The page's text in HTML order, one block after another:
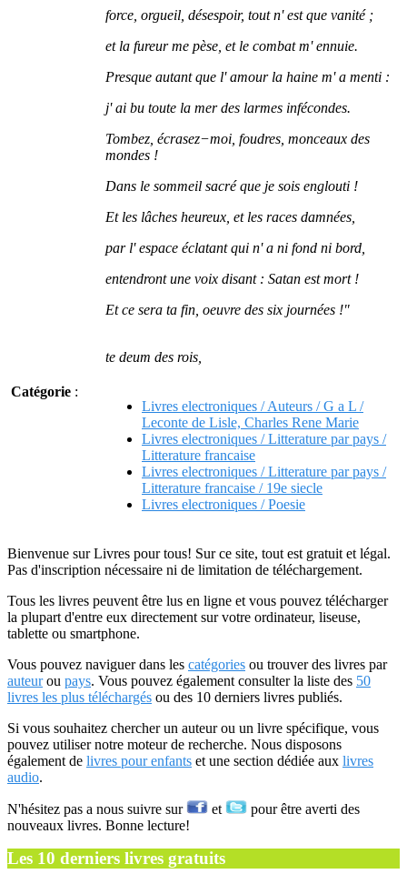
force, orgueil, désespoir, tout n' est que vanité ;
et la fureur me pèse, et le combat m' ennuie.
Presque autant que l' amour la haine m' a menti :
j' ai bu toute la mer des larmes infécondes.
Tombez, écrasez−moi, foudres, monceaux des
mondes !
Dans le sommeil sacré que je sois englouti !
Et les lâches heureux, et les races damnées,
par l' espace éclatant qui n' a ni fond ni bord,
entendront une voix disant : Satan est mort !
Et ce sera ta fin, oeuvre des six journées !"
te deum des rois,
Catégorie :
Livres electroniques / Auteurs / G a L /
Leconte de Lisle, Charles Rene Marie
Livres electroniques / Litterature par pays /
Litterature francaise
Livres electroniques / Litterature par pays /
Litterature francaise / 19e siecle
Livres electroniques / Poesie
Bienvenue sur Livres pour tous! Sur ce site, tout est gratuit et légal.
Pas d'inscription nécessaire ni de limitation de téléchargement.
Tous les livres peuvent être lus en ligne et vous pouvez télécharger
la plupart d'entre eux directement sur votre ordinateur, liseuse,
tablette ou smartphone.
Vous pouvez naviguer dans les catégories ou trouver des livres par
auteurou pays. Vous pouvez également consulter la liste des 50
livres les plus téléchargés ou des 10 derniers livres publiés.
Si vous souhaitez chercher un auteur ou un livre spécifique, vous
pouvez utiliser notre moteur de recherche. Nous disposons
également de livres pour enfants et une section dédiée aux livres
audio.
N'hésitez pas a nous suivre sur et
pour être averti des
nouveaux livres. Bonne lecture!
Les 10 derniers livres gratuits